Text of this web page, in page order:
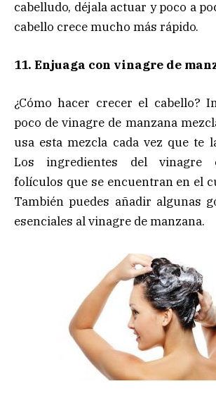
cabelludo, déjala actuar y poco a
cabello crece mucho más rápido.
11. Enjuaga con vinagre de
¿Cómo hacer crecer el cabello?
poco de vinagre de manzana
usa esta mezcla cada vez que te
Los ingredientes del vinagre
folículos que se encuentran en el
También puedes añadir algunas
esenciales al vinagre de manzana.